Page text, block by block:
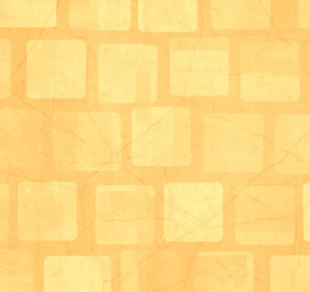
写真入れを作っています！
中に入れる写真は外出のイベントの写真や日々の写真